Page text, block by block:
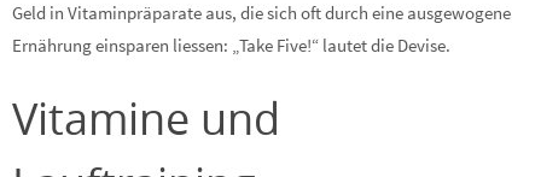
Geld in Vitaminpräparate aus, die sich oft durch eine ausgewogene
Ernährung einsparen liessen: „Take Five!“ lautet die Devise.
Vitamine und